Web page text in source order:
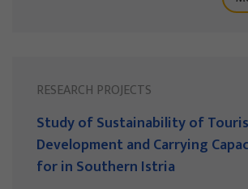
RESEARCH PROJECTS
Study of Sustainability of
Development and Carrying
for in Southern Istria